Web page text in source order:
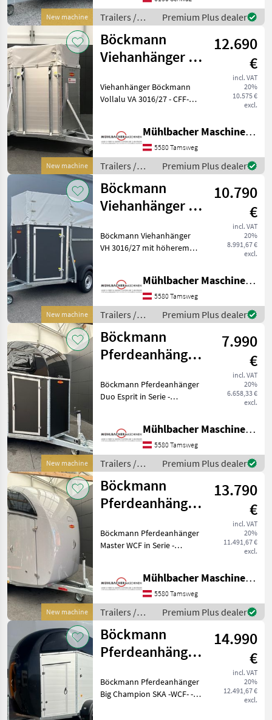
New machine
Bereifung: 185/70 R 13,
Felge: 4, 5 J x 13 ET 30
Radzier
Trailers /
Böckmann
Premium Plus dealer
New machine
Böckmann
Viehanhänger VA
2,7to
3,05x1,65m
12.690
€
incl. VAT
20%
10.575 €
excl.
Viehanhänger Böckmann
Vollalu VA 3016/27 - CFF-
Seitenwände 1, 50m hoch,
Alu-elox. -
Aluminiumboden - Plane
und Sp
Mühlbacher Maschinen GmbH
5580 Tamsweg
Trailers /
Böckmann
Premium Plus dealer
New machine
Böckmann
Viehanhänger VH
Pferdetransport
10.790
€
incl. VAT
20%
8.991,67 €
excl.
Böckmann Viehanhänger
VH 3016/27 mit höherem
Plywood-Aufbau 1500mm -
Kunststoffkotflügel -
Gummibelag auf Hinterklap
Mühlbacher Maschinen GmbH
5580 Tamsweg
Trailers /
Böckmann
Premium Plus dealer
New machine
Böckmann
Pferdeanhänger
Sattelkammer
2,4to
7.990
€
incl. VAT
20%
6.658,33 €
excl.
Böckmann Pferdeanhänger
Duo Esprit in Serie -
Kunststoff (schwarz) -
Aufstellfenster in
Polyesterhaube - kunsts
Mühlbacher Maschinen GmbH
5580 Tamsweg
Trailers /
Böckmann
Premium Plus dealer
New machine
Böckmann
Pferdeanhänger
2,4to
13.790
€
incl. VAT
20%
11.491,67 €
excl.
Böckmann Pferdeanhänger
Master WCF in Serie -
metallic -
Einzelradkotflügel,
Kunststoff - Planenlift mit i
Mühlbacher Maschinen GmbH
5580 Tamsweg
Trailers /
Böckmann
Premium Plus dealer
Böckmann
Pferdeanhänger
SKA 3,50x1,75m
2,7to
14.990
€
incl. VAT
20%
12.491,67 €
excl.
Böckmann Pferdeanhänger
Big Champion SKA -WCF- -